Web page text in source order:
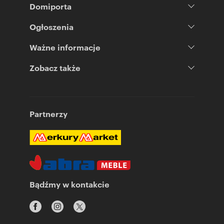
Domiporta
Ogłoszenia
Ważne informacje
Zobacz także
Partnerzy
Bądźmy w kontakcie